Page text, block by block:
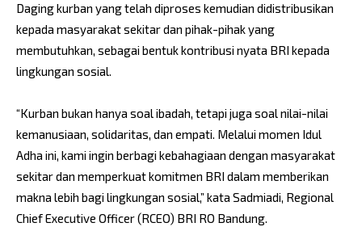
Daging kurban yang telah diproses kemudian didistribusikan
kepada masyarakat sekitar dan pihak-pihak yang
membutuhkan, sebagai bentuk kontribusi nyata BRI kepada
lingkungan sosial.
“Kurban bukan hanya soal ibadah, tetapi juga soal nilai-nilai
kemanusiaan, solidaritas, dan empati. Melalui momen Idul
Adha ini, kami ingin berbagi kebahagiaan dengan masyarakat
sekitar dan memperkuat komitmen BRI dalam memberikan
makna lebih bagi lingkungan sosial,” kata Sadmiadi, Regional
Chief Executive Officer (RCEO) BRI RO Bandung.